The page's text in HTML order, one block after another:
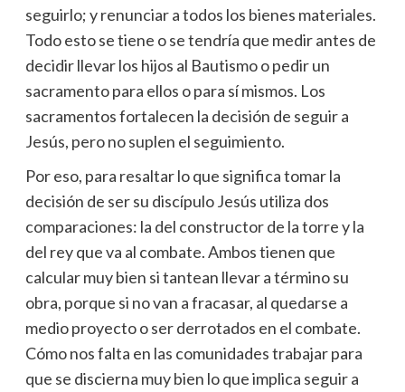
seguirlo; y renunciar a todos los bienes materiales.
Todo esto se tiene o se tendría que medir antes de
decidir llevar los hijos al Bautismo o pedir un
sacramento para ellos o para sí mismos. Los
sacramentos fortalecen la decisión de seguir a
Jesús, pero no suplen el seguimiento.
Por eso, para resaltar lo que significa tomar la
decisión de ser su discípulo Jesús utiliza dos
comparaciones: la del constructor de la torre y la
del rey que va al combate. Ambos tienen que
calcular muy bien si tantean llevar a término su
obra, porque si no van a fracasar, al quedarse a
medio proyecto o ser derrotados en el combate.
Cómo nos falta en las comunidades trabajar para
que se discierna muy bien lo que implica seguir a